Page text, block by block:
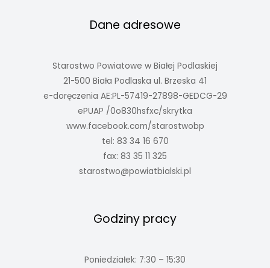
Dane adresowe
Starostwo Powiatowe w Białej Podlaskiej
21-500 Biała Podlaska ul. Brzeska 41
e-doręczenia AE:PL-57419-27898-GEDCG-29
ePUAP /0o830hsfxc/skrytka
www.facebook.com/starostwobp
tel: 83 34 16 670
fax: 83 35 11 325
starostwo@powiatbialski.pl
Godziny pracy
Poniedziałek: 7:30 – 15:30